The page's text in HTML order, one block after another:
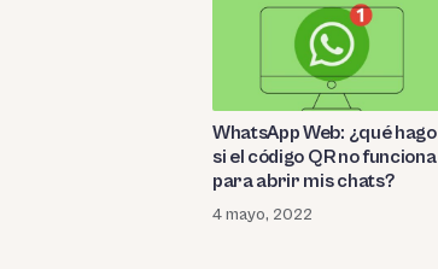
WhatsApp Web: ¿qué hago
si el código QR no funciona
para abrir mis chats?
4 mayo, 2022